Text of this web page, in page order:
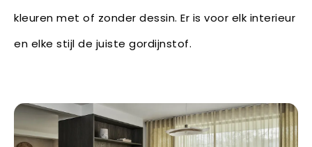
kleuren met of zonder dessin. Er is voor elk interieur
en elke stijl de juiste gordijnstof.